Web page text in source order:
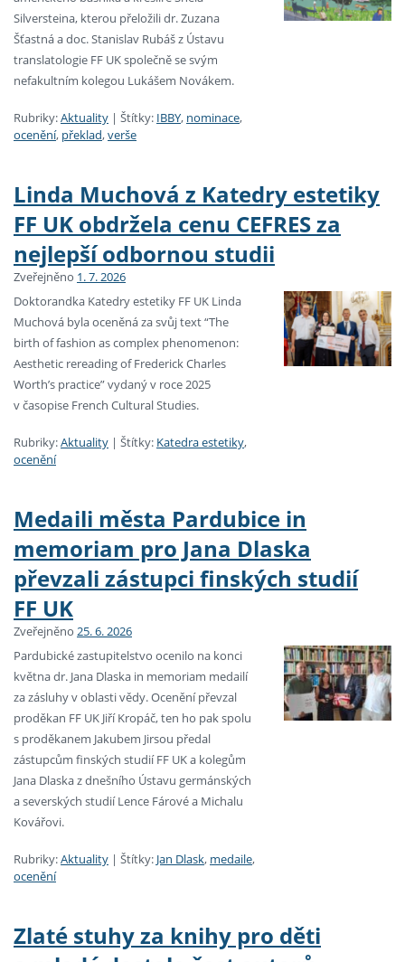
Silversteina, kterou přeložili dr. Zuzana
Šťastná a doc. Stanislav Rubáš z Ústavu
translatologie FF UK společně se svým
nefakultním kolegou Lukášem Novákem.
Rubriky:Aktuality | Štítky: IBBY, nominace,
ocenění, překlad,verše
Linda Muchová z Katedry estetiky
FF UK obdržela cenu CEFRES za
nejlepší odbornou studii
Zveřejněno 1. 7. 2026
Doktorandka Katedry estetiky FF UK Linda
Muchová byla oceněná za svůj text “The
birth of fashion as complex phenomenon:
Aesthetic rereading of Frederick Charles
Worth’s practice” vydaný v roce 2025
v časopise French Cultural Studies.
Rubriky:Aktuality | Štítky: Katedra estetiky,
ocenění
Medaili města Pardubice in
memoriam pro Jana Dlaska
převzali zástupci finských studií
FF UK
Zveřejněno 25. 6. 2026
Pardubické zastupitelstvo ocenilo na konci
května dr. Jana Dlaska in memoriam medailí
za zásluhy v oblasti vědy. Ocenění převzal
proděkan FF UK Jiří Kropáč, ten ho pak spolu
s proděkanem Jakubem Jirsou předal
zástupcům finských studií FF UK a kolegům
Jana Dlaska z dnešního Ústavu germánských
a severských studií Lence Fárové a Michalu
Kovářovi.
Rubriky:Aktuality | Štítky: Jan Dlask, medaile,
ocenění
Zlaté stuhy za knihy pro děti